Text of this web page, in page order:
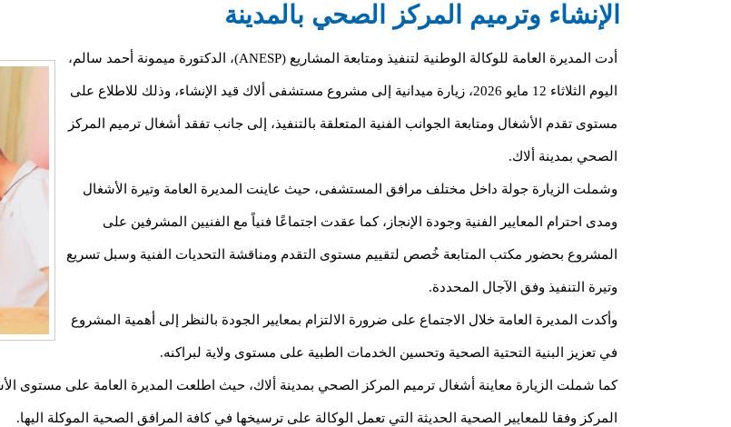
الإنشاء وترميم المركز الصحي بالمدينة
أدت المديرة العامة للوكالة الوطنية لتنفيذ ومتابعة المشاريع (ANESP)، الدكتورة ميمونة أحمد سالم،
اليوم الثلاثاء 12 مايو 2026، زيارة ميدانية إلى مشروع مستشفى ألاك قيد الإنشاء، وذلك للاطلاع على
مستوى تقدم الأشغال ومتابعة الجوانب الفنية المتعلقة بالتنفيذ، إلى جانب تفقد أشغال ترميم المركز
الصحي بمدينة ألاك.
وشملت الزيارة جولة داخل مختلف مرافق المستشفى، حيث عاينت المديرة العامة وتيرة الأشغال
ومدى احترام المعايير الفنية وجودة الإنجاز، كما عقدت اجتماعًا فنياً مع الفنيين المشرفين على
المشروع بحضور مكتب المتابعة خُصص لتقييم مستوى التقدم ومناقشة التحديات الفنية وسبل تسريع
وتيرة التنفيذ وفق الآجال المحددة.
وأكدت المديرة العامة خلال الاجتماع على ضرورة الالتزام بمعايير الجودة بالنظر إلى أهمية المشروع
في تعزيز البنية التحتية الصحية وتحسين الخدمات الطبية على مستوى ولاية لبراكنه.
كما شملت الزيارة معاينة أشغال ترميم المركز الصحي بمدينة ألاك، حيث اطلعت المديرة العامة على مستوى
المركز وفقا للمعايير الصحية الحديثة التي تعمل الوكالة على ترسيخها في كافة المرافق الصحية الموكلة اليها.